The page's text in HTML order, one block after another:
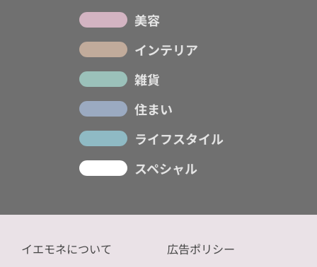
美容
インテリア
雑貨
住まい
ライフスタイル
スペシャル
イエモネについて
広告ポリシー